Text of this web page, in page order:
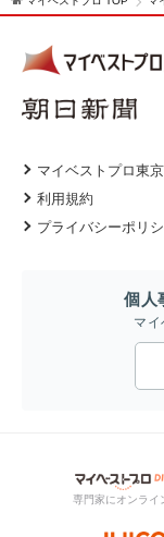
マイベストプロ東
利用規約
プライバシーポリ
個人
マ
専門家にオンライ